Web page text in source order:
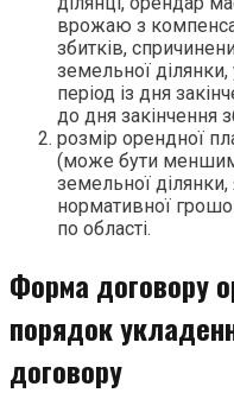
врожаю з
збитків,
земельної ділянки,
період із дня
до дня закінчення
розмір орендної
(може бути
земельної
нормативної
по області.
Форма договору
порядок
договору